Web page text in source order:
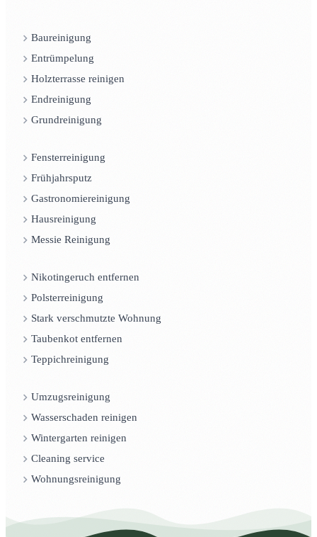
Baureinigung
Entrümpelung
Holzterrasse reinigen
Endreinigung
Grundreinigung
Fensterreinigung
Frühjahrsputz
Gastronomiereinigung
Hausreinigung
Messie Reinigung
Nikotingeruch entfernen
Polsterreinigung
Stark verschmutzte Wohnung
Taubenkot entfernen
Teppichreinigung
Umzugsreinigung
Wasserschaden reinigen
Wintergarten reinigen
Cleaning service
Wohnungsreinigung